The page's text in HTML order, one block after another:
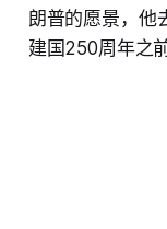
朗普的愿景，他
建国250周年之